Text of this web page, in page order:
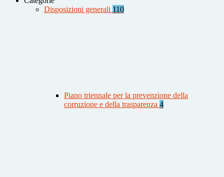
Disposizioni generali 110
Piano triennale per la prevenzione della
corruzione e della trasparenza 4